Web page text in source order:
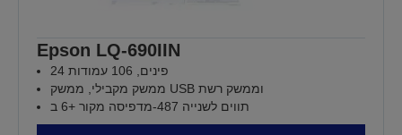
Epson LQ-690IIN
24 פינים, 106 עמודות
ממשק מקבילי, ממשק USB וממשק רשת
מדפיסה מקור +6 ב-‎487 תווים לשנייה